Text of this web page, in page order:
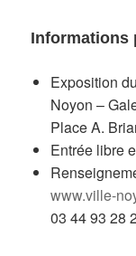
Informations
Exposition
Noyon –
Place A.
Entrée libre
www.ville-
03 44 93 28